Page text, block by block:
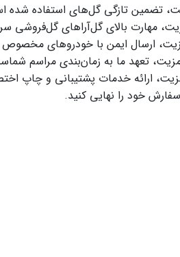
تضمین تازگی گل‌های استفاده شده
مهارت بالای گل‌آراهای گل‌فروشی
ارسال ایمن با خودروهای
تعهد ما به زمان‌بندی مراسم
ارائه خدمات پشتیبانی و چاپ
خود را نهایی کنید.